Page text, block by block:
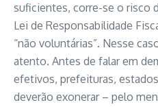
suficientes, corre-se o risco
Lei de Responsabilidade
“não voluntárias”. Nesse
atento. Antes de falar em
efetivos, prefeituras,
deverão exonerar – pelo